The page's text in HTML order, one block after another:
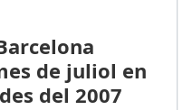
de juliol en
del 2007